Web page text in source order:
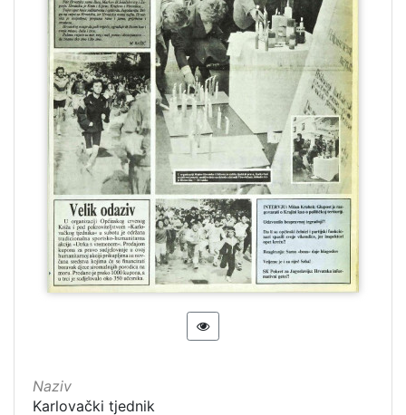
Naziv
Karlovački tjednik